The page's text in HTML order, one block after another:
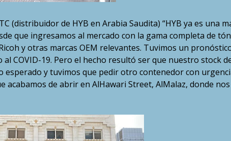
(distribuidor de HYB en Arabia Saudita) “HYB ya es una
que ingresamos al mercado con la gama completa de
y otras marcas OEM relevantes. Tuvimos un
COVID-19. Pero el hecho resultó ser que nuestro stock
esperado y tuvimos que pedir otro contenedor con
acabamos de abrir en AlHawari Street, AlMalaz, donde nos